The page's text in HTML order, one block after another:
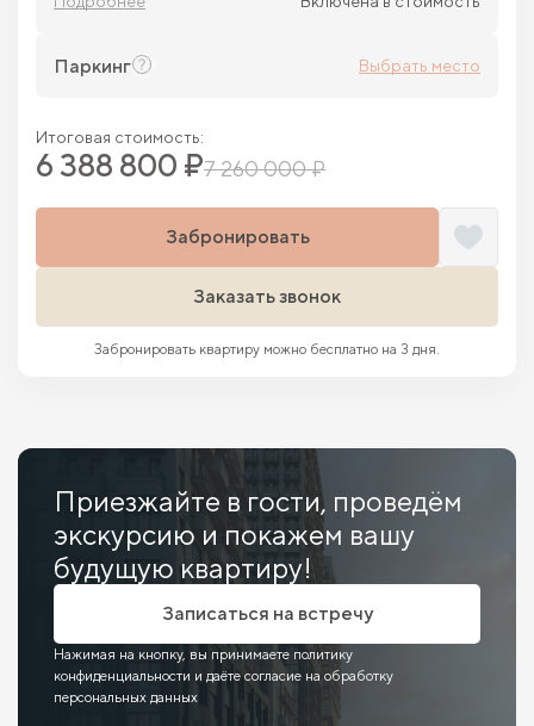
Паркинг Выбрать место
Итоговая стоимость:
6 388 800 ₽7 260 000 ₽
Забронировать
Заказать звонок
Забронировать квартиру можно бесплатно на 3 дня.
Приезжайте в гости, проведём
экскурсию и покажем вашу
будущую квартиру!
Записаться на встречу
Нажимая на кнопку, вы принимаете политику
конфиденциальности и даёте согласие на обработку
персональных данных